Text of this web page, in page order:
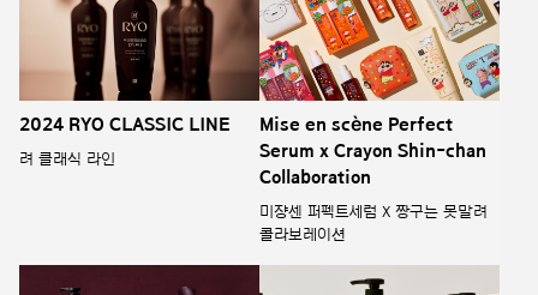
2024 RYO CLASSIC LINE
려 클래식 라인
Mise en scène Perfect
Serum x Crayon Shin-chan
Collaboration
미쟝센 퍼펙트세럼 X 짱구는 못말려
콜라보레이션